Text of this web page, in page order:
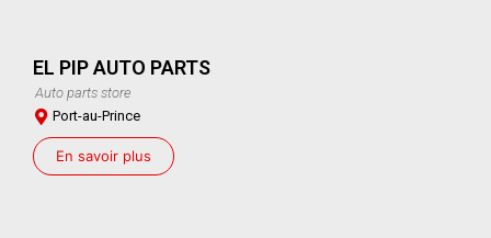
EL PIP AUTO PARTS
Auto parts store
Port-au-Prince
En savoir plus